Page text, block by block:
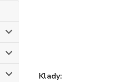
Klady: